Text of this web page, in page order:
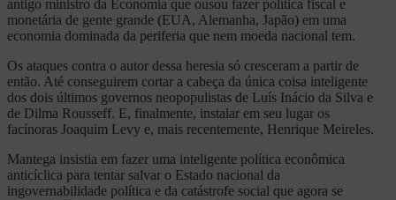
antigo ministro da Economia que ousou fazer política fiscal e
monetária de gente grande (EUA, Alemanha, Japão) em uma
economia dominada da periferia que nem moeda nacional tem.
Os ataques contra o autor dessa heresia só cresceram a partir de
então. Até conseguirem cortar a cabeça da única coisa inteligente
dos dois últimos governos neopopulistas de Luís Inácio da Silva e
de Dilma Rousseff. E, finalmente, instalar em seu lugar os
facínoras Joaquim Levy e, mais recentemente, Henrique Meireles.
Mantega insistia em fazer uma inteligente política econômica
anticíclica para tentar salvar o Estado nacional da
ingovernabilidade política e da catástrofe social que agora se